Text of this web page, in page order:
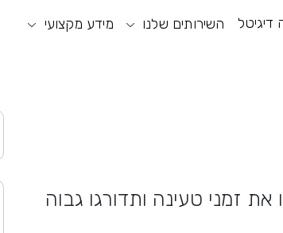
דיגיטל השירותים שלנו מידע מקצועי
זמני טעינה ותדורגו גבוה
תפריט ראשי תפריט נגישות